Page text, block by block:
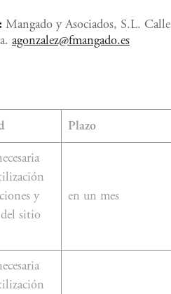
Mangado y Asociados, S.L. Calle
agonzalez@fmangado.es
Plazo
y
sitio
en un mes